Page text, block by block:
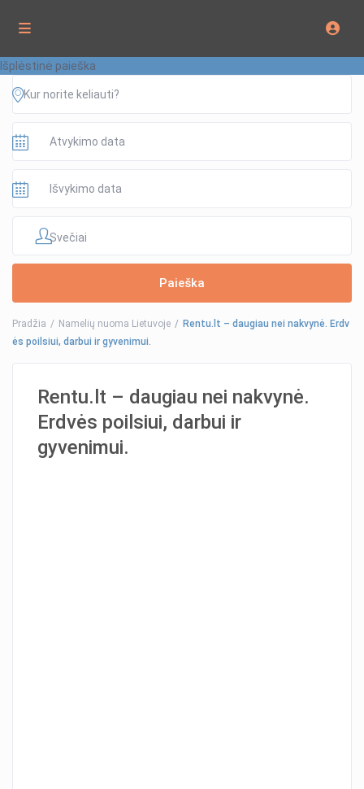
Išplėstinė paieška
Svečiai
Pradžia Namelių nuoma Lietuvoje
Rentu.lt – daugiau nei nakvynė. Erdv
ės poilsiui, darbui ir gyvenimui.
Rentu.lt – daugiau nei nakvynė.
Erdvės poilsiui, darbui ir
gyvenimui.